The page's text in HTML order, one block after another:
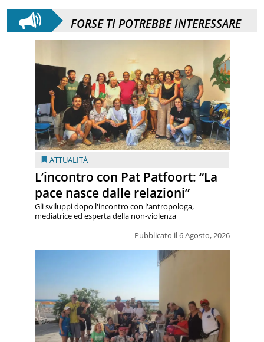
FORSE TI POTREBBE INTERESSARE
ATTUALITÀ
L’incontro con Pat Patfoort: “La
pace nasce dalle relazioni”
Pubblicato il 6 Agosto, 2026
Gli sviluppi dopo l'incontro con l'antropologa,
mediatrice ed esperta della non-violenza